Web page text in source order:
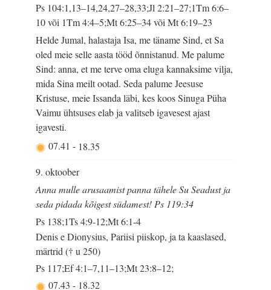
Ps 104:1,13–14,24,27–28,33;Jl 2:21–27;1Tm 6:6–
10 või 1Tm 4:4–5;Mt 6:25–34 või Mt 6:19–23
Helde Jumal, halastaja Isa, me täname Sind, et Sa
oled meie selle aasta tööd õnnistanud. Me palume
Sind: anna, et me terve oma eluga kannaksime vilja,
mida Sina meilt ootad. Seda palume Jeesuse
Kristuse, meie Issanda läbi, kes koos Sinuga Püha
Vaimu ühtsuses elab ja valitseb igavesest ajast
igavesti.
07.41- 18.35
9. oktoober
Anna mulle arusaamist panna tähele Su Seadust ja
seda pidada kõigest südamest! Ps 119:34
Ps 138;1Ts 4:9-12;Mt 6:1-4
Denis e Dionysius, Pariisi piiskop, ja ta kaaslased,
märtrid († u 250)
Ps 117;Ef 4:1–7,11–13;Mt 23:8–12;
07.43- 18.32